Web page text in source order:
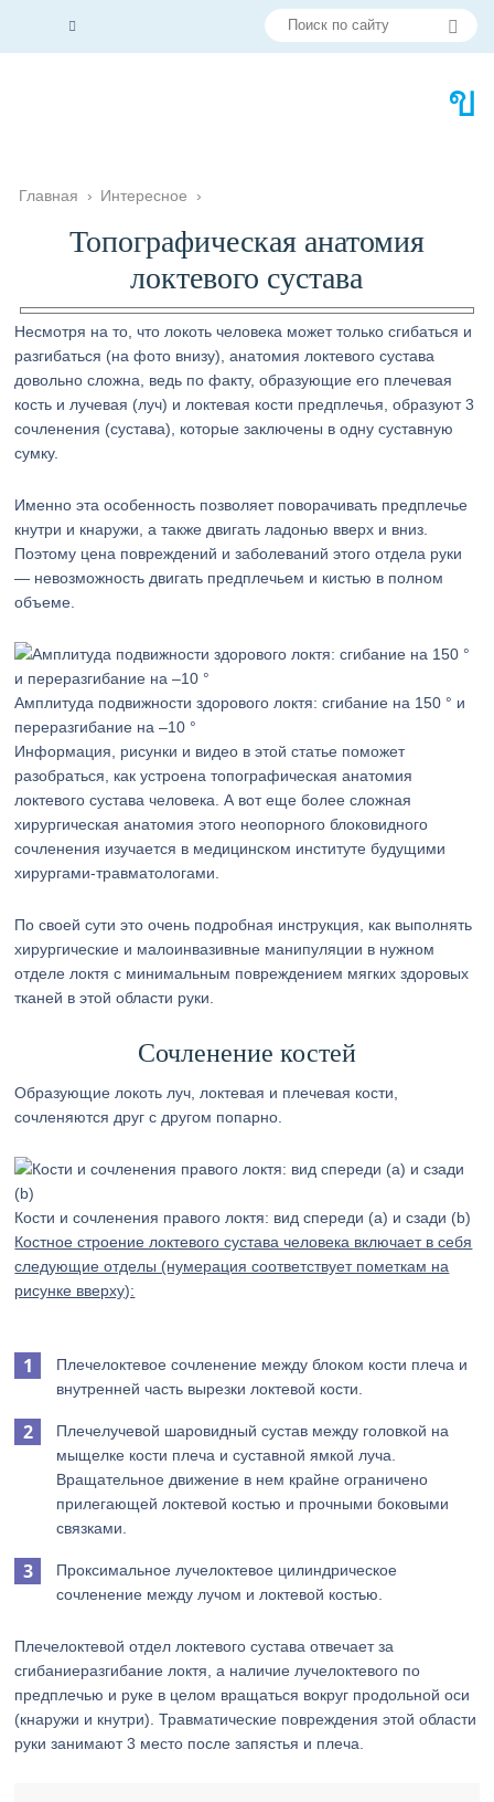
Главная › Интересное ›
Топографическая анатомия
локтевого сустава
Несмотря на то, что локоть человека может только сгибаться и
разгибаться (на фото внизу), анатомия локтевого сустава
довольно сложна, ведь по факту, образующие его плечевая
кость и лучевая (луч) и локтевая кости предплечья, образуют 3
сочленения (сустава), которые заключены в одну суставную
сумку.
Именно эта особенность позволяет поворачивать предплечье
кнутри и кнаружи, а также двигать ладонью вверх и вниз.
Поэтому цена повреждений и заболеваний этого отдела руки
— невозможность двигать предплечьем и кистью в полном
объеме.
Амплитуда подвижности здорового локтя: сгибание на 150 ° и
переразгибание на –10 °
Информация, рисунки и видео в этой статье поможет
разобраться, как устроена топографическая анатомия
локтевого сустава человека. А вот еще более сложная
хирургическая анатомия этого неопорного блоковидного
сочленения изучается в медицинском институте будущими
хирургами-травматологами.
По своей сути это очень подробная инструкция, как выполнять
хирургические и малоинвазивные манипуляции в нужном
отделе локтя с минимальным повреждением мягких здоровых
тканей в этой области руки.
Сочленение костей
Образующие локоть луч, локтевая и плечевая кости,
сочленяются друг с другом попарно.
Кости и сочленения правого локтя: вид спереди (a) и сзади (b)
Костное строение локтевого сустава человека включает в себя
следующие отделы (нумерация соответствует пометкам на
рисунке вверху):
Плечелоктевое сочленение между блоком кости плеча и
внутренней часть вырезки локтевой кости.
Плечелучевой шаровидный сустав между головкой на
мыщелке кости плеча и суставной ямкой луча.
Вращательное движение в нем крайне ограничено
прилегающей локтевой костью и прочными боковыми
связками.
Проксимальное лучелоктевое цилиндрическое
сочленение между лучом и локтевой костью.
Плечелоктевой отдел локтевого сустава отвечает за
сгибаниеразгибание локтя, а наличие лучелоктевого по
предплечью и руке в целом вращаться вокруг продольной оси
(кнаружи и кнутри). Травматические повреждения этой области
руки занимают 3 место после запястья и плеча.